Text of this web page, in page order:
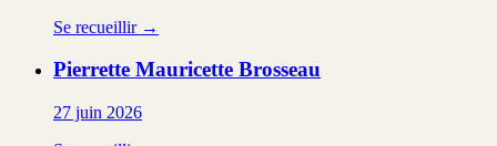
Se recueillir →
Pierrette Mauricette Brosseau
27 juin 2026